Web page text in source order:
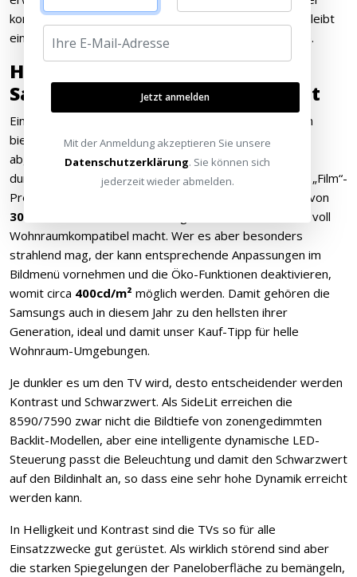
kommen, bieten die Samsung nach wie vor nicht, dies bleibt
ein Alleinstellungsmerkmal der Sony Triluminos Modelle.
Helligkeit und Kontrast der
Samsung Flat TV Geräte im Test
Ein moderner Fernseher muss genügend Lichtreserven
bieten, um sich auch in hell eingerichteten und nicht
abgedunkelten Wohnräumen gegen den Sonnenschein
durchsetzen zu können. In seiner Grundeinstellung des „Film“-
Presets erreicht der HU8590/7590 eine Leuchtdichte von
300cd/m².
Dies ist bereits ein guter Wert, der den TV voll
Wohnraumkompatibel macht. Wer es aber besonders
strahlend mag, der kann entsprechende Anpassungen im
Bildmenü vornehmen und die Öko-Funktionen deaktivieren,
womit circa 400cd/m² möglich werden. Damit gehören die
Samsungs auch in diesem Jahr zu den hellsten ihrer
Generation, ideal und damit unser Kauf-Tipp für helle
Wohnraum-Umgebungen.
Je dunkler es um den TV wird, desto entscheidender werden
Kontrast und Schwarzwert. Als SideLit erreichen die
8590/7590 zwar nicht die Bildtiefe von zonengedimmten
Backlit-Modellen, aber eine intelligente dynamische LED-
Steuerung passt die Beleuchtung und damit den Schwarzwert
auf den Bildinhalt an, so dass eine sehr hohe Dynamik erreicht
werden kann.
In Helligkeit und Kontrast sind die TVs so für alle
Einsatzzwecke gut gerüstet. Als wirklich störend sind aber
die starken Spiegelungen der Paneloberfläche zu bemängeln,
Jetzt anmelden
Mit der Anmeldung akzeptieren Sie unsere
Datenschutzerklärung. Sie können sich
jederzeit wieder abmelden.